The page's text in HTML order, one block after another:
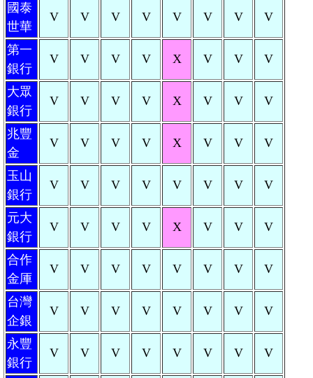
國泰
世華
V V V V V V V V
第一
銀行
V V V V X V V V
大眾
銀行
V V V V X V V V
兆豐
金
V V V V X V V V
玉山
銀行
V V V V V V V V
元大
銀行
V V V V X V V V
合作
金厙
V V V V V V V V
台灣
企銀
V V V V V V V V
永豐
銀行
V V V V V V V V